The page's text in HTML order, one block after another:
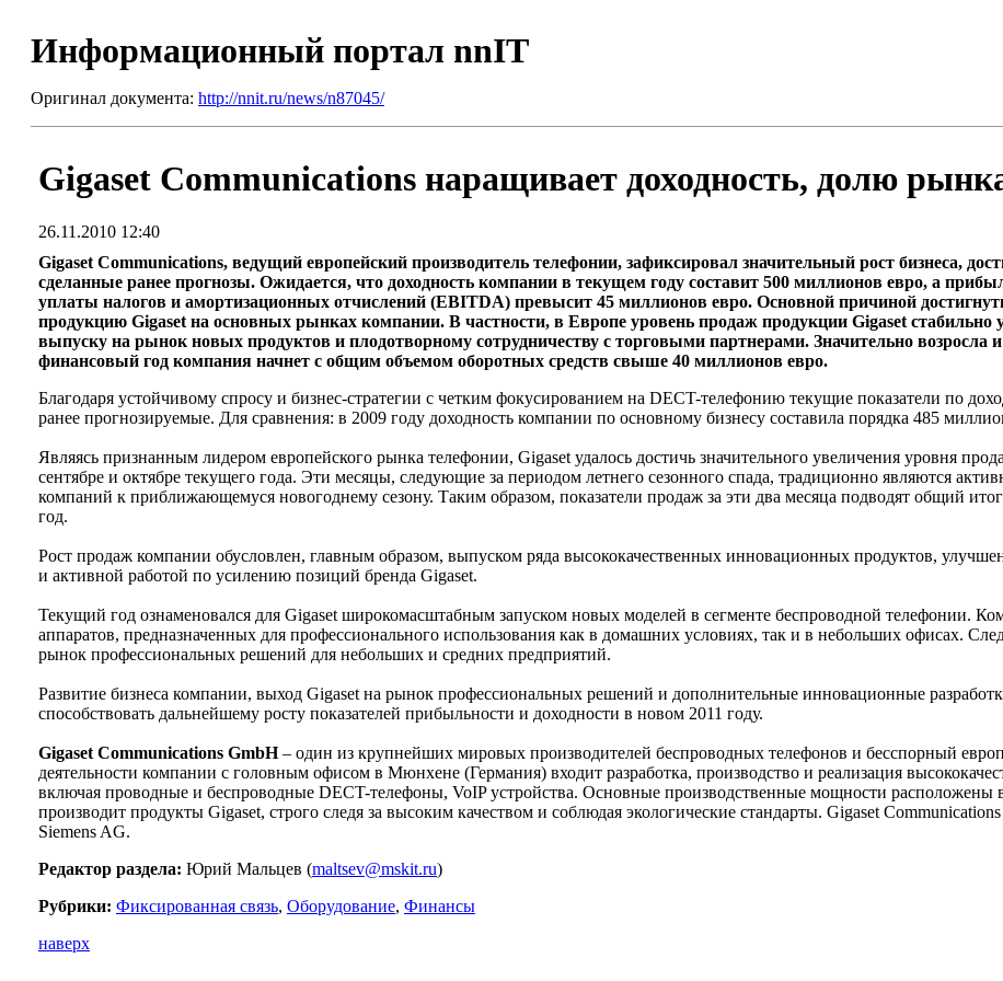
Информационный портал nnIT
Оригинал документа: http://nnit.ru/news/n87045/
Gigaset Communications наращивает доходность, долю
26.11.2010 12:40
Gigaset Communications, ведущий европейский производитель телефонии, зафиксировал значительный рост бизнеса,
сделанные ранее прогнозы. Ожидается, что доходность компании в текущем году составит 500 миллионов евро, а
уплаты налогов и амортизационных отчислений (EBITDA) превысит 45 миллионов евро. Основной причиной
продукцию Gigaset на основных рынках компании. В частности, в Европе уровень продаж продукции Gigaset стабильно
выпуску на рынок новых продуктов и плодотворному сотрудничеству с торговыми партнерами. Значительно
финансовый год компания начнет с общим объемом оборотных средств свыше 40 миллионов евро.
Благодаря устойчивому спросу и бизнес-стратегии с четким фокусированием на DECT-телефонию текущие показатели по
ранее прогнозируемые. Для сравнения: в 2009 году доходность компании по основному бизнесу составила порядка 485
Являясь признанным лидером европейского рынка телефонии, Gigaset удалось достичь значительного увеличения уровня
сентябре и октябре текущего года. Эти месяцы, следующие за периодом летнего сезонного спада, традиционно являются
компаний к приближающемуся новогоднему сезону. Таким образом, показатели продаж за эти два месяца подводят общий
год.
Рост продаж компании обусловлен, главным образом, выпуском ряда высококачественных инновационных продуктов,
и активной работой по усилению позиций бренда Gigaset.
Текущий год ознаменовался для Gigaset широкомасштабным запуском новых моделей в сегменте беспроводной телефонии.
аппаратов, предназначенных для профессионального использования как в домашних условиях, так и в небольших офисах.
рынок профессиональных решений для небольших и средних предприятий.
Развитие бизнеса компании, выход Gigaset на рынок профессиональных решений и дополнительные инновационные
способствовать дальнейшему росту показателей прибыльности и доходности в новом 2011 году.
Gigaset Communications GmbH– один из крупнейших мировых производителей беспроводных телефонов и бесспорный
деятельности компании с головным офисом в Мюнхене (Германия) входит разработка, производство и реализация
включая проводные и беспроводные DECT-телефоны, VoIP устройства. Основные производственные мощности расположены в
производит продукты Gigaset, строго следя за высоким качеством и соблюдая экологические стандарты. Gigaset
Siemens AG.
Редактор раздела: Юрий Мальцев (maltsev@mskit.ru)
Рубрики: Фиксированная связь, Оборудование, Финансы
наверх